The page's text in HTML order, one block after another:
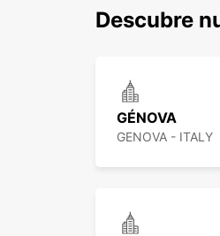
Descubre
GÉNOVA
GENOVA - ITALY